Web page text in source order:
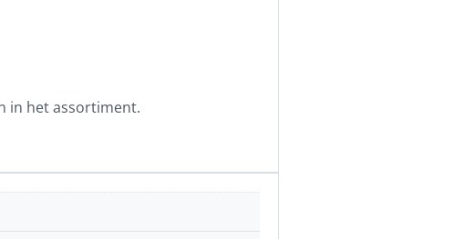
in het assortiment.